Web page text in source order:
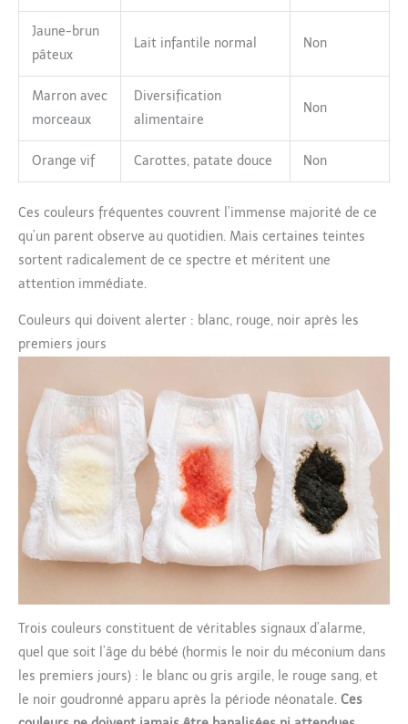
Jaune-brun
pâteux
Lait infantile normal Non
Marron avec
morceaux
Diversification
alimentaire
Non
Orange vif Carottes, patate douce Non
Ces couleurs fréquentes couvrent l’immense majorité de ce
qu’un parent observe au quotidien. Mais certaines teintes
sortent radicalement de ce spectre et méritent une
attention immédiate.
Couleurs qui doivent alerter : blanc, rouge, noir après les
premiers jours
Trois couleurs constituent de véritables signaux d’alarme,
quel que soit l’âge du bébé (hormis le noir du méconium dans
les premiers jours) : le blanc ou gris argile, le rouge sang, et
le noir goudronné apparu après la période néonatale. Ces